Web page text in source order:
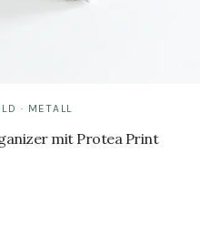
· METALL
mit Protea Print